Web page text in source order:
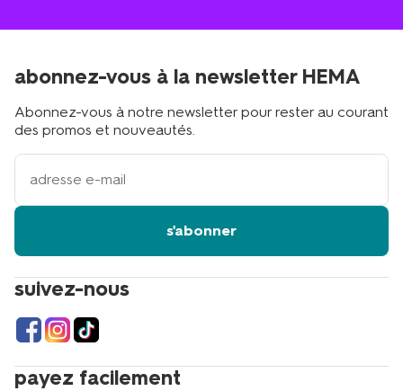
suivez-nous
payez facilement
abonnez-vous à la newsletter HEMA
Abonnez-vous à notre newsletter pour rester au courant
des promos et nouveautés.
votre
adresse
s'abonner